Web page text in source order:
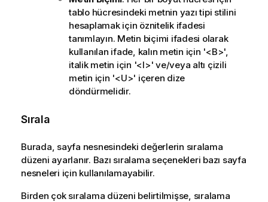
tablo hücresindeki metnin yazı tipi stilini
hesaplamak için öznitelik ifadesi
tanımlayın. Metin biçimi ifadesi olarak
kullanılan ifade, kalın metin için '<B>',
italik metin için '<I>' ve/veya altı çizili
metin için '<U>' içeren dize
döndürmelidir.
Sırala
Burada, sayfa nesnesindeki değerlerin sıralama
düzeni ayarlanır. Bazı sıralama seçenekleri bazı sayfa
nesneleri için kullanılamayabilir.
Birden çok sıralama düzeni belirtilmişse, sıralama